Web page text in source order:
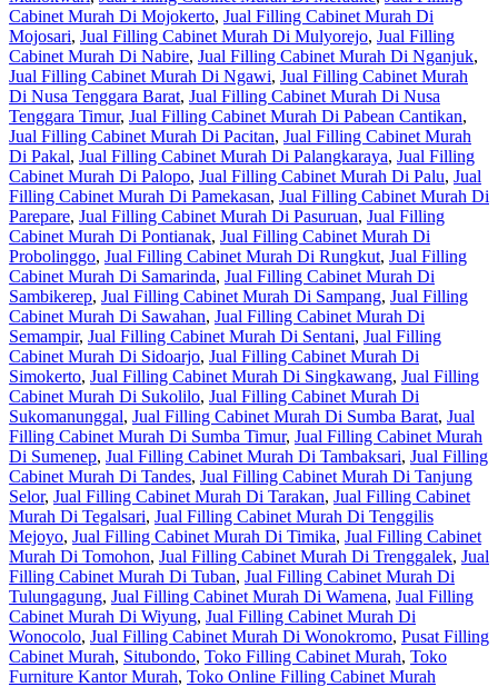
Cabinet Murah Di Mojokerto, Jual Filling Cabinet Murah Di
Mojosari, Jual Filling Cabinet Murah Di Mulyorejo, Jual Filling
Cabinet Murah Di Nabire, Jual Filling Cabinet Murah Di Nganjuk,
Jual Filling Cabinet Murah Di Ngawi, Jual Filling Cabinet Murah
Di Nusa Tenggara Barat, Jual Filling Cabinet Murah Di Nusa
Tenggara Timur, Jual Filling Cabinet Murah Di Pabean Cantikan,
Jual Filling Cabinet Murah Di Pacitan, Jual Filling Cabinet Murah
Di Pakal, Jual Filling Cabinet Murah Di Palangkaraya, Jual Filling
Cabinet Murah Di Palopo, Jual Filling Cabinet Murah Di Palu, Jual
Filling Cabinet Murah Di Pamekasan, Jual Filling Cabinet Murah Di
Parepare, Jual Filling Cabinet Murah Di Pasuruan, Jual Filling
Cabinet Murah Di Pontianak, Jual Filling Cabinet Murah Di
Probolinggo, Jual Filling Cabinet Murah Di Rungkut, Jual Filling
Cabinet Murah Di Samarinda, Jual Filling Cabinet Murah Di
Sambikerep, Jual Filling Cabinet Murah Di Sampang, Jual Filling
Cabinet Murah Di Sawahan, Jual Filling Cabinet Murah Di
Semampir, Jual Filling Cabinet Murah Di Sentani, Jual Filling
Cabinet Murah Di Sidoarjo, Jual Filling Cabinet Murah Di
Simokerto, Jual Filling Cabinet Murah Di Singkawang, Jual Filling
Cabinet Murah Di Sukolilo, Jual Filling Cabinet Murah Di
Sukomanunggal, Jual Filling Cabinet Murah Di Sumba Barat, Jual
Filling Cabinet Murah Di Sumba Timur, Jual Filling Cabinet Murah
Di Sumenep, Jual Filling Cabinet Murah Di Tambaksari, Jual Filling
Cabinet Murah Di Tandes, Jual Filling Cabinet Murah Di Tanjung
Selor, Jual Filling Cabinet Murah Di Tarakan, Jual Filling Cabinet
Murah Di Tegalsari, Jual Filling Cabinet Murah Di Tenggilis
Mejoyo, Jual Filling Cabinet Murah Di Timika, Jual Filling Cabinet
Murah Di Tomohon, Jual Filling Cabinet Murah Di Trenggalek, Jual
Filling Cabinet Murah Di Tuban, Jual Filling Cabinet Murah Di
Tulungagung, Jual Filling Cabinet Murah Di Wamena, Jual Filling
Cabinet Murah Di Wiyung, Jual Filling Cabinet Murah Di
Wonocolo, Jual Filling Cabinet Murah Di Wonokromo, Pusat Filling
Cabinet Murah, Situbondo, Toko Filling Cabinet Murah, Toko
Furniture Kantor Murah, Toko Online Filling Cabinet Murah